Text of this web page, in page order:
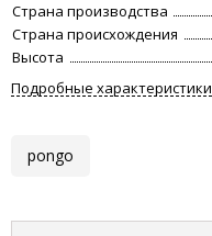
Страна производства
Страна происхождения
Высота
Подробные характеристики
pongo